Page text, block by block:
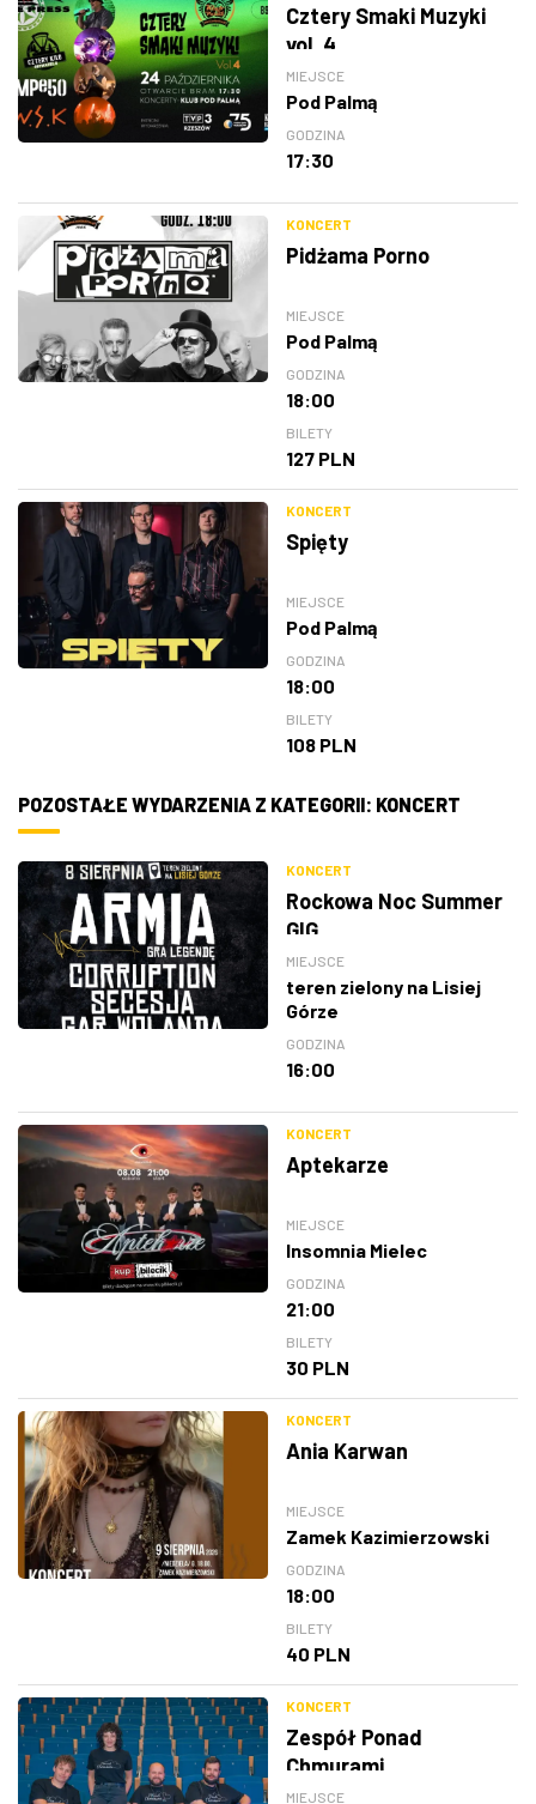
Cztery Smaki Muzyki
vol. 4
MIEJSCE
Pod Palmą
GODZINA
17:30
KONCERT
Pidżama Porno
MIEJSCE
Pod Palmą
GODZINA
18:00
BILETY
127 PLN
KONCERT
Spięty
MIEJSCE
Pod Palmą
GODZINA
18:00
BILETY
108 PLN
POZOSTAŁE WYDARZENIA Z KATEGORII: KONCERT
KONCERT
Rockowa Noc Summer
GIG
MIEJSCE
teren zielony na Lisiej
Górze
GODZINA
16:00
KONCERT
Aptekarze
MIEJSCE
Insomnia Mielec
GODZINA
21:00
BILETY
30 PLN
KONCERT
Ania Karwan
MIEJSCE
Zamek Kazimierzowski
GODZINA
18:00
BILETY
40 PLN
KONCERT
Zespół Ponad
Chmurami
MIEJSCE